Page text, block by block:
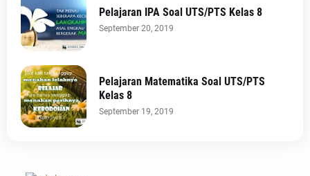
Pelajaran IPA Soal UTS/PTS Kelas 8
September 20, 2019
Pelajaran Matematika Soal UTS/PTS
Kelas 8
September 19, 2019